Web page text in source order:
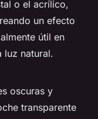
o el acrílico,
un efecto
útil en
luz natural.
oscuras y
transparente